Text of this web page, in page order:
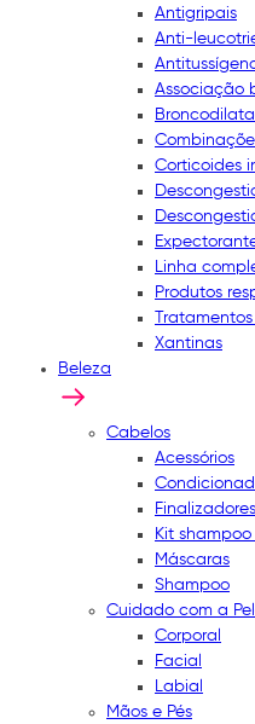
Antigripais
Anti-
Associação
Corticoides
Linha
Produtos
Xantinas
Beleza
Cabelos
Acessórios
Finalizadores
Kit
Máscaras
Shampoo
Cuidado com a
Corporal
Facial
Labial
Mãos e Pés